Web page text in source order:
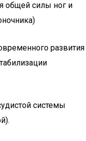
общей силы ног и
развития
системы